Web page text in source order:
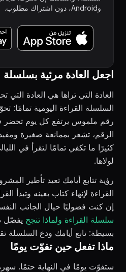
وAndroid، دون اشتراك مطلوب.
اجعل العادة مرئية بسلسلة
العادة التي تراها هي العادة التي
السلسلة القراءة اليومية تمامًا:
رقم ملموس يرتفع كل يوم تحضر
الرقم، تشعر بممانعة صغيرة
كثيرًا ما تكفي تمامًا لتقرأ في
لولاها.
رؤية تتابع أيامك تعيد تأطير
القراءة لإنهاء كتاب بعينه وتبدأ
إن كنت فضوليًا حيال الجانب
سلسلة القراءة ولماذا تنجح يفصّل
بسيطة: تابع أيامك ودع السلسلة
ماذا تفعل حين تفوّت يومًا
ستفوّت يومًا في النهاية حتمًا.